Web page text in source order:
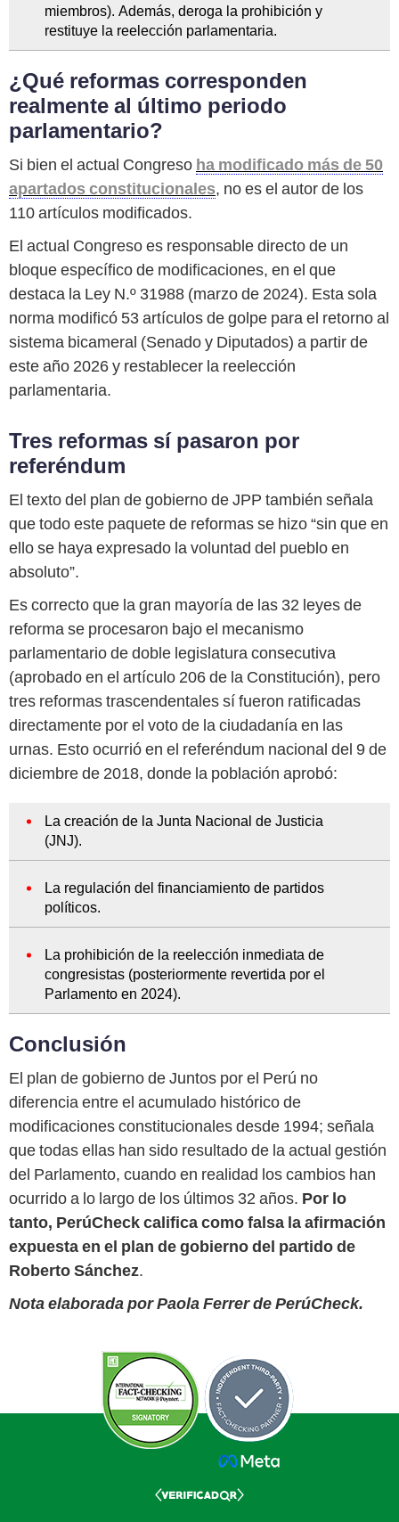
miembros). Además, deroga la prohibición y
restituye la reelección parlamentaria.
¿Qué reformas corresponden
realmente al último periodo
parlamentario?
Si bien el actual Congreso ha modificado más de 50
apartados constitucionales, no es el autor de los
110 artículos modificados.
El actual Congreso es responsable directo de un
bloque específico de modificaciones, en el que
destaca la Ley N.º 31988 (marzo de 2024). Esta sola
norma modificó 53 artículos de golpe para el retorno al
sistema bicameral (Senado y Diputados) a partir de
este año 2026 y restablecer la reelección
parlamentaria.
Tres reformas sí pasaron por
referéndum
El texto del plan de gobierno de JPP también señala
que todo este paquete de reformas se hizo “sin que en
ello se haya expresado la voluntad del pueblo en
absoluto”.
Es correcto que la gran mayoría de las 32 leyes de
reforma se procesaron bajo el mecanismo
parlamentario de doble legislatura consecutiva
(aprobado en el artículo 206 de la Constitución), pero
tres reformas trascendentales sí fueron ratificadas
directamente por el voto de la ciudadanía en las
urnas. Esto ocurrió en el referéndum nacional del 9 de
diciembre de 2018, donde la población aprobó:
La creación de la Junta Nacional de Justicia
(JNJ).
La regulación del financiamiento de partidos
políticos.
La prohibición de la reelección inmediata de
congresistas (posteriormente revertida por el
Parlamento en 2024).
Conclusión
El plan de gobierno de Juntos por el Perú no
diferencia entre el acumulado histórico de
modificaciones constitucionales desde 1994; señala
que todas ellas han sido resultado de la actual gestión
del Parlamento, cuando en realidad los cambios han
ocurrido a lo largo de los últimos 32 años. Por lo
tanto, PerúCheck califica como falsa la afirmación
expuesta en el plan de gobierno del partido de
Roberto Sánchez.
Nota elaborada por Paola Ferrer de PerúCheck.